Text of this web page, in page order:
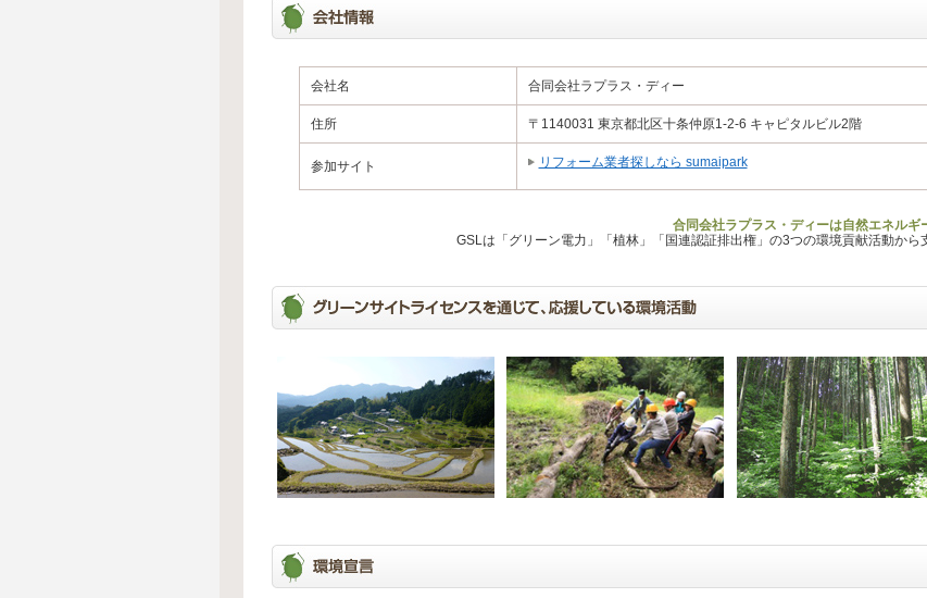
会社名 合同会社ラプラス・ディー
住所 〒1140031 東京都北区十条仲原1-2-6 キャピタルビル2階
参加サイト リフォーム業者探しなら sumaipark
合同会社ラプラス・ディーは自然エネルギ
GSLは「グリーン電力」「植林」「国連認証排出権」の3つの環境貢献活動から